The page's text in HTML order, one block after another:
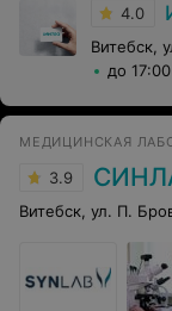
опоздаешь. В
таким
совершенно в
знаю, что все
работу и за Ваше
4.0
Витебск,
до 17:00
МЕДИЦИНСКАЯ
3.9
Витебск, ул. П.